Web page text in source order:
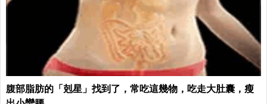
腹部脂肪的「剋星」找到了，常吃這幾物，吃走大肚囊，瘦